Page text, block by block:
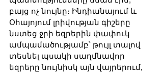
բայց ոչ նույնը։ Ինդիանայում և
Օհայոյում լրիվության գիշերը
նստեց ջրի եզրերին փափուկ
ամպամածությամբ՝ թույլ տալով
տեսնել պսակի սաղմնավոր
եզրերը նույնիսկ այն վայրերում,